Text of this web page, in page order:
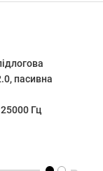
пасивна
Гц